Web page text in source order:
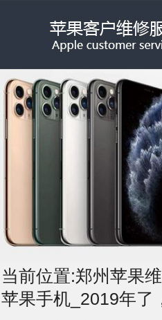
当前位置:郑州苹果
苹果手机_2019年了